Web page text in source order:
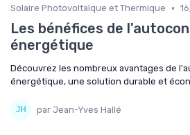
Solaire Photovoltaïque et Thermique •
Les bénéfices de
énergétique
Découvrez les nombreux avantages de
énergétique, une solution durable et
par Jean-Yves Hallé